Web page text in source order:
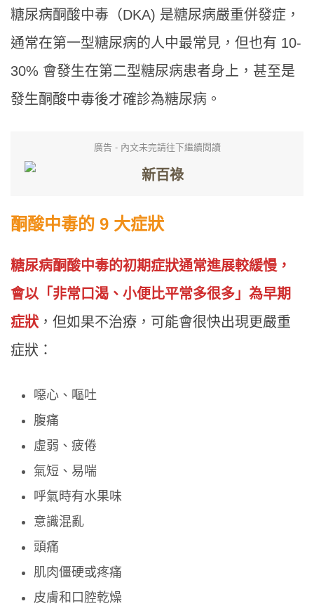
糖尿病酮酸中毒（DKA) 是糖尿病嚴重併發症，
通常在第一型糖尿病的人中最常見，但也有 10-
30% 會發生在第二型糖尿病患者身上，甚至是
發生酮酸中毒後才確診為糖尿病。
廣告 - 內文未完請往下繼續閱讀
酮酸中毒的 9 大症狀
糖尿病酮酸中毒的初期症狀通常進展較緩慢，
會以「非常口渴、小便比平常多很多」為早期
症狀 ，但如果不治療，可能會很快出現更嚴重
症狀：
噁心、嘔吐
腹痛
虛弱、疲倦
氣短、易喘
呼氣時有水果味
意識混亂
頭痛
肌肉僵硬或疼痛
皮膚和口腔乾燥